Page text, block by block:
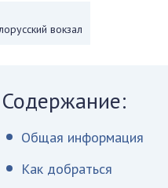
вокзал
Содержание:
Общая информация
Как добраться